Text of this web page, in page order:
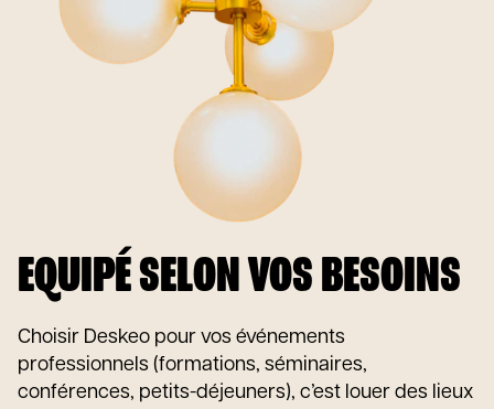
EQUIPÉ SELON VOS BESOINS
Choisir Deskeo pour vos événements
professionnels (formations, séminaires,
conférences, petits-déjeuners), c’est louer des lieux